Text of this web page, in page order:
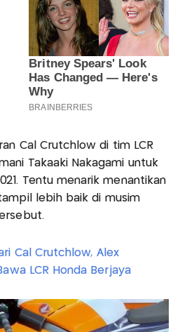
Cal Crutchlow di tim LCR
Takaaki Nakagami untuk
Tentu menarik menantikan
lebih baik di musim
Cal Crutchlow, Alex
LCR Honda Berjaya